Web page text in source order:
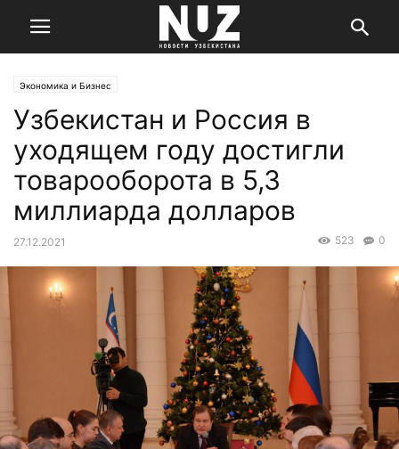
Экономика и Бизнес
Узбекистан и Россия в
уходящем году достигли
товарооборота в 5,3
миллиарда долларов
27.12.2021 0
523